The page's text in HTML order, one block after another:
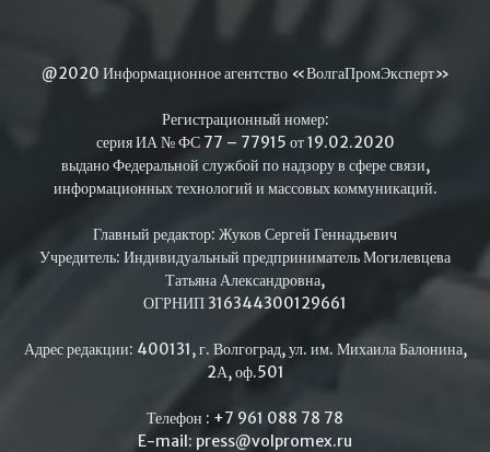
@2020 Информационное агентство «ВолгаПромЭксперт»
Регистрационный номер:
серия ИА № ФС 77 – 77915 от 19.02.2020
выдано Федеральной службой по надзору в сфере связи,
информационных технологий и массовых коммуникаций.
Главный редактор: Жуков Сергей Геннадьевич
Учредитель: Индивидуальный предприниматель Могилевцева
Татьяна Александровна,
ОГРНИП 316344300129661
Адрес редакции: 400131, г. Волгоград, ул. им. Михаила Балонина,
2А, оф.501
Телефон : +7 961 088 78 78
E-mail: press@volpromex.ru